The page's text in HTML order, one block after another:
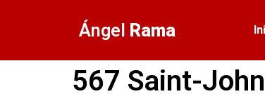
Ángel Rama
567 Saint-